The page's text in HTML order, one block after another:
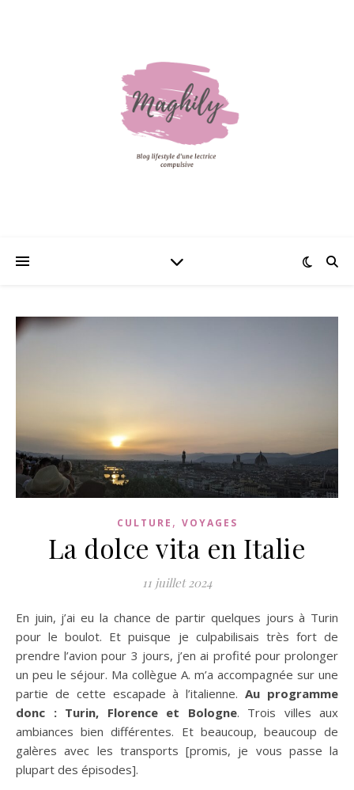
CULTURE , VOYAGES
La dolce vita en Italie
11 juillet 2024
En juin, j’ai eu la chance de partir quelques jours à Turin
pour le boulot. Et puisque je culpabilisais très fort de
prendre l’avion pour 3 jours, j’en ai profité pour prolonger
un peu le séjour. Ma collègue A. m’a accompagnée sur une
partie de cette escapade à l’italienne.Au programme
donc : Turin, Florence et Bologne. Trois villes aux
ambiances bien différentes. Et beaucoup, beaucoup de
galères avec les transports [promis, je vous passe la
plupart des épisodes].